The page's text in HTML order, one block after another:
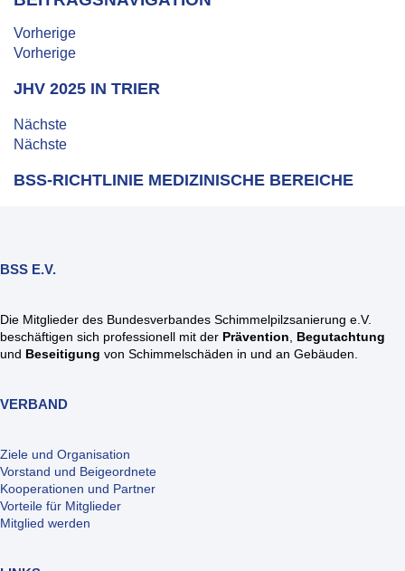
Vorherige
Vorherige
JHV 2025 IN TRIER
Nächste
Nächste
BSS-RICHTLINIE MEDIZINISCHE BEREICHE
BSS E.V.
Die Mitglieder des Bundesverbandes Schimmelpilzsanierung e.V.
beschäftigen sich professionell mit der Prävention, Begutachtung
und Beseitigung von Schimmelschäden in und an Gebäuden.
VERBAND
Ziele und Organisation
Vorstand und Beigeordnete
Kooperationen und Partner
Vorteile für Mitglieder
Mitglied werden